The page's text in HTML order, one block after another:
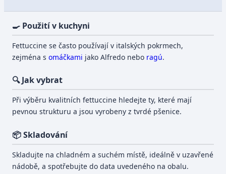
🍳 Použití v kuchyni
Fettuccine se často používají v italských pokrmech,
zejména somáčkami jako Alfredo nebo ragú.
🔍 Jak vybrat
Při výběru kvalitních fettuccine hledejte ty, které mají
pevnou strukturu a jsou vyrobeny z tvrdé pšenice.
📦 Skladování
Skladujte na chladném a suchém místě, ideálně v uzavřené
nádobě, a spotřebujte do data uvedeného na obalu.